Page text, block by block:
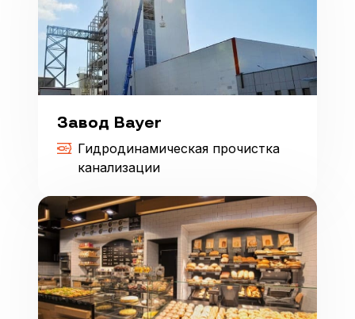
Завод Bayer
Гидродинамическая прочистка
канализации